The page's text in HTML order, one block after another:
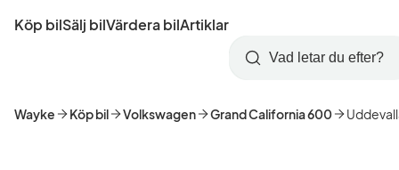
till
Startsida
Köp bilSälj bilVärdera bilArtiklar
Skapa
konto
Logga
in
Sök
Wayke Köp bil Volkswagen Grand California 600